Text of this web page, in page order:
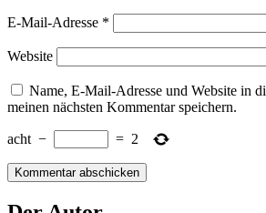
E-Mail-Adresse *
Website
Name, E-Mail-Adresse und Website in
meinen nächsten Kommentar speichern.
acht − = 2